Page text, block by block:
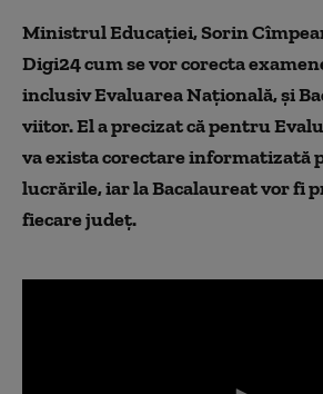
Ministrul Educației, Sorin
Digi24 cum se vor corecta
inclusiv Evaluarea Națională, și
viitor. El a precizat că pentru
va exista corectare informatizată
lucrările, iar la Bacalaureat vor fi
fiecare județ.